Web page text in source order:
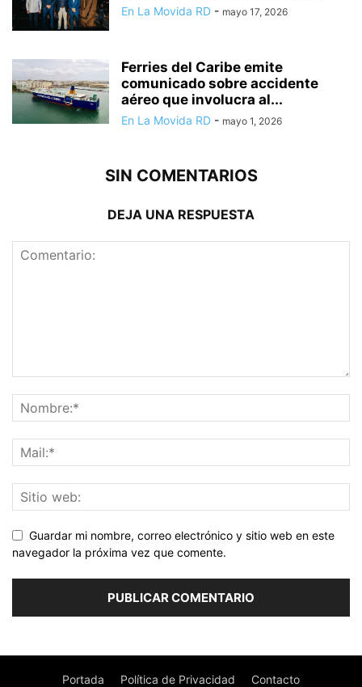
En La Movida RD - mayo 17, 2026
Ferries del Caribe emite
comunicado sobre accidente
aéreo que involucra al...
En La Movida RD - mayo 1, 2026
SIN COMENTARIOS
DEJA UNA RESPUESTA
Guardar mi nombre, correo electrónico y sitio web en este
navegador la próxima vez que comente.
Portada Política de Privacidad Contacto